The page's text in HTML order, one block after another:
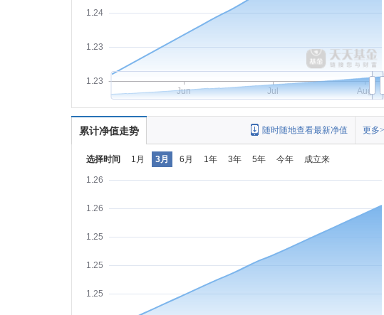
1.23
1.23
1.24
Jun Jul Aug
累计净值走势 更多>
随时随地查看最新净值
选择时间 1月 3月 6月 1年 3年 5年 今年 成立来
1.25
1.25
1.25
1.26
1.26